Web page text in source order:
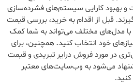
بهبود کارایی سیستم‌های فشرده‌سازی
قبل از اقدام به خرید، بررسی قیمت
با مدل‌های مختلف می‌تواند به شما کمک
خود انتخاب کنید. همچنین، برای
در مورد فروش درایر تبریدی و قیمت
می‌شود به وب‌سایت‌های معتبر